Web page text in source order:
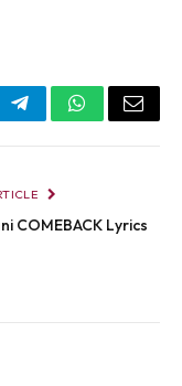
TelegramWhatsApp
Email
COMEBACK Lyrics